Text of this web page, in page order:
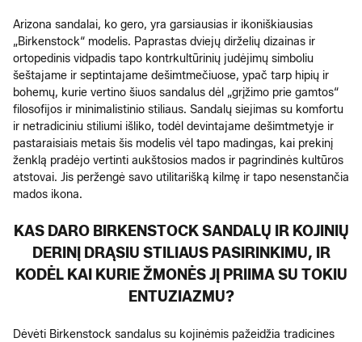
Arizona sandalai, ko gero, yra garsiausias ir ikoniškiausias
„Birkenstock“ modelis. Paprastas dviejų dirželių dizainas ir
ortopedinis vidpadis tapo kontrkultūrinių judėjimų simboliu
šeštajame ir septintajame dešimtmečiuose, ypač tarp hipių ir
bohemų, kurie vertino šiuos sandalus dėl „grįžimo prie gamtos“
filosofijos ir minimalistinio stiliaus. Sandalų siejimas su komfortu
ir netradiciniu stiliumi išliko, todėl devintajame dešimtmetyje ir
pastaraisiais metais šis modelis vėl tapo madingas, kai prekinį
ženklą pradėjo vertinti aukštosios mados ir pagrindinės kultūros
atstovai. Jis peržengė savo utilitarišką kilmę ir tapo nesenstančia
mados ikona.
KAS DARO BIRKENSTOCK SANDALŲ IR KOJINIŲ
DERINĮ DRĄSIU STILIAUS PASIRINKIMU, IR
KODĖL KAI KURIE ŽMONĖS JĮ PRIIMA SU TOKIU
ENTUZIAZMU?
Dėvėti Birkenstock sandalus su kojinėmis pažeidžia tradicines